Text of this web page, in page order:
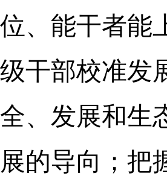
位、能干者能
级干部校准发
全、发展和生
展的导向；把